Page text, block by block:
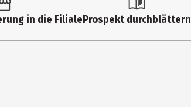
in die FilialeProspekt durchblättern